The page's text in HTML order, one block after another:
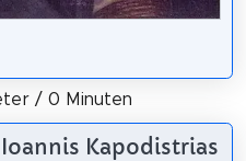
/ 0 Minuten
Kapodistrias